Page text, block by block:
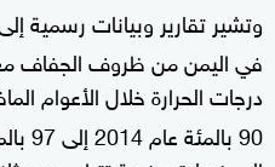
وتشير تقارير وبيانات رسمية
في اليمن من ظروف الجفاف
درجات الحرارة خلال الأعوام